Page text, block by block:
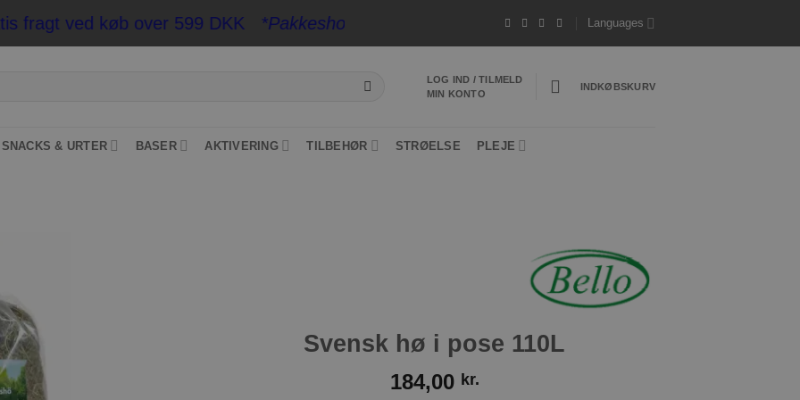
ved køb over 599 DKK*Pakkeshop op til 20 kg* - Hurtig levering 1-3 hverdage
Languages
LOG IND / TILMELD
MIN KONTO
INDKØBSKURV
SNACKS & URTER BASER AKTIVERING TILBEHØR STRØELSE PLEJE
Svensk hø i pose 110L
184,00 kr.